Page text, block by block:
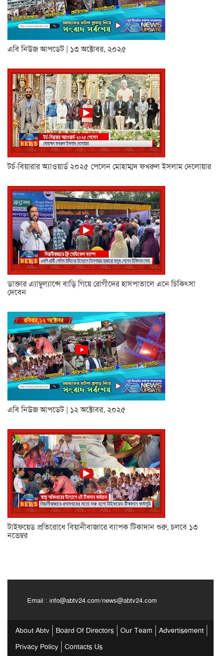
এবি নিউজ আপডেট | ১৩ অক্টোবর, ২০২৫
টর্চ-বিয়ারার অ্যাওয়ার্ড ২০২৫ পেলেন মোহাম্মদ ফখরুল ইসলাম দেলোয়ার
ডাক্তার এ্যাম্বুল্যান্সে বাড়ি গিয়ে রোগীদের হাসপাতালে এনে চিকিৎসা
দেবেন
এবি নিউজ আপডেট | ১২ অক্টোবর, ২০২৫
টাইফয়েড প্রতিরোধে বিয়ানীবাজারে ব্যাপক টিকাদান শুরু, চলবে ১৩
নভেম্বর
Email : info@abtv24.com/news@abtv24.com
About Abtv Board Of Directors Our Team
Advertisement
Privacy Policy
Contacts Us